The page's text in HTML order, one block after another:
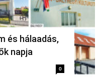
és hálaadás,
napja
0